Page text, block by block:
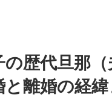
の歴代旦那
と離婚の経